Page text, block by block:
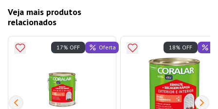
Veja mais produtos
relacionados
17% OFF Oferta 18% OFF